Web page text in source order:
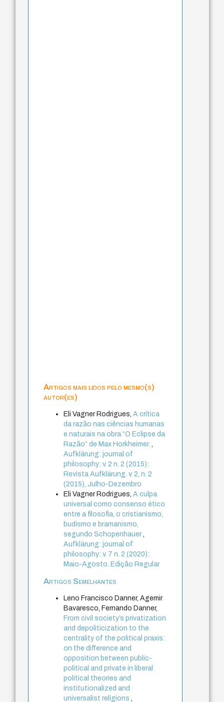
Artigos mais lidos pelo mesmo(s)
autor(es)
Eli Vagner Rodrigues,A crítica
da razão nas ciências humanas
e naturais na obra “O Eclipse da
Razão” de Max Horkheimer.,
Aufklärung: journal of
philosophy: v. 2 n. 2 (2015):
Revista Aufklärung. v. 2, n. 2
(2015), Julho-Dezembro
Eli Vagner Rodrigues,A culpa
universal como consenso ético
entre a filosofia, o cristianismo,
budismo e bramanismo,
segundo Schopenhauer,
Aufklärung: journal of
philosophy: v. 7 n. 2 (2020):
Maio-Agosto. Edição Regular
Artigos Semelhantes
Leno Francisco Danner, Agemir
Bavaresco, Fernando Danner,
From civil society’s privatization
and depoliticization to the
centrality of the political praxis:
on the difference and
opposition between public-
political and private in liberal
political theories and
institutionalized and
universalist religions,